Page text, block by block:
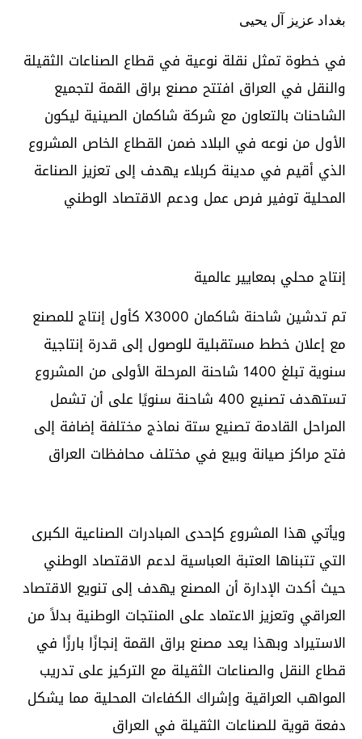
بغداد عزيز آل يحيى
في خطوة تمثل نقلة نوعية في قطاع الصناعات الثقيلة
والنقل في العراق افتتح مصنع براق القمة لتجميع
الشاحنات بالتعاون مع شركة شاكمان الصينية ليكون
الأول من نوعه في البلاد ضمن القطاع الخاص المشروع
الذي أقيم في مدينة كربلاء يهدف إلى تعزيز الصناعة
المحلية توفير فرص عمل ودعم الاقتصاد الوطني
إنتاج محلي بمعايير عالمية
تم تدشين شاحنة شاكمان X3000 كأول إنتاج للمصنع
مع إعلان خطط مستقبلية للوصول إلى قدرة إنتاجية
سنوية تبلغ 1400 شاحنة المرحلة الأولى من المشروع
تستهدف تصنيع 400 شاحنة سنويًا على أن تشمل
المراحل القادمة تصنيع ستة نماذج مختلفة إضافة إلى
فتح مراكز صيانة وبيع في مختلف محافظات العراق
ويأتي هذا المشروع كإحدى المبادرات الصناعية الكبرى
التي تتبناها العتبة العباسية لدعم الاقتصاد الوطني
حيث أكدت الإدارة أن المصنع يهدف إلى تنويع الاقتصاد
العراقي وتعزيز الاعتماد على المنتجات الوطنية بدلاً من
الاستيراد وبهذا يعد مصنع براق القمة إنجازًا بارزًا في
قطاع النقل والصناعات الثقيلة مع التركيز على تدريب
المواهب العراقية وإشراك الكفاءات المحلية مما يشكل
دفعة قوية للصناعات الثقيلة في العراق